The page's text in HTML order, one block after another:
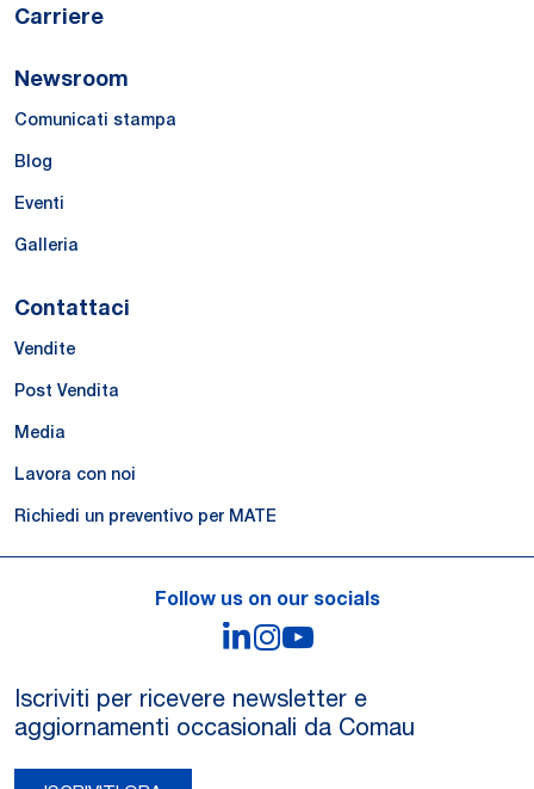
Carriere
Newsroom
Comunicati stampa
Blog
Eventi
Galleria
Contattaci
Vendite
Post Vendita
Media
Lavora con noi
Richiedi un preventivo per MATE
Follow us on our socials
LinkedIn
Instagram
Iscriviti per ricevere newsletter e
aggiornamenti occasionali da Comau